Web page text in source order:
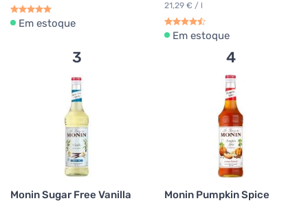
Em estoque
21,29 € / l
Em estoque
3
Monin Sugar Free Vanilla
4
Monin Pumpkin Spice